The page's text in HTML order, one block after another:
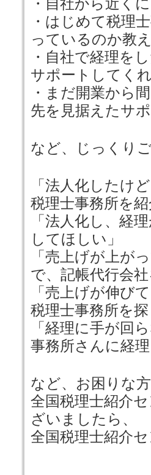
・自社から近く
・はじめて税理
っているのか教
・自社で経理を
サポートしてく
・まだ開業から
先を見据えたサ
など、じっくり
「法人化したけ
税理士事務所を
「法人化し、経
してほしい」
「売上げが上が
で、記帳代行会
「売上げが伸び
税理士事務所を探
「経理に手が回
事務所さんに経
など、お困りな
全国税理士紹介
ざいましたら、
全国税理士紹介